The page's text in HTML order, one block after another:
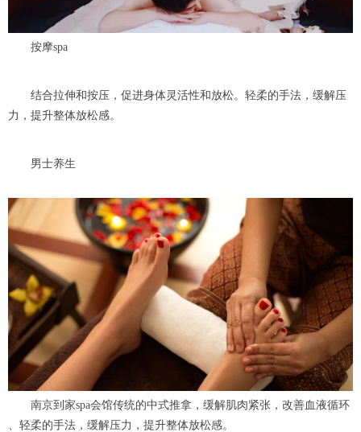
按摩spa
结合拉伸和按压，促进身体灵活性和放松。轻柔的手法，缓解压
力，提升整体放松感。
男士养生
南京到家spa会馆传统的中式推拿，缓解肌肉紧张，改善血液循环
、轻柔的手法，缓解压力，提升整体放松感。